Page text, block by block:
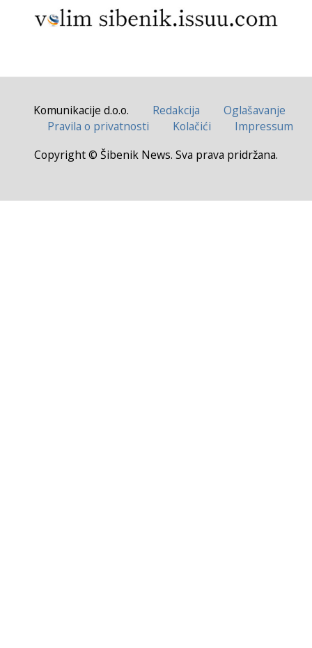
Komunikacije d.o.o. Redakcija
Oglašavanje
Pravila o privatnosti
Kolačići
Impressum
Copyright © Šibenik News. Sva prava pridržana.